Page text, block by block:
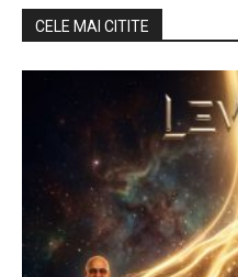
CELE MAI CITITE